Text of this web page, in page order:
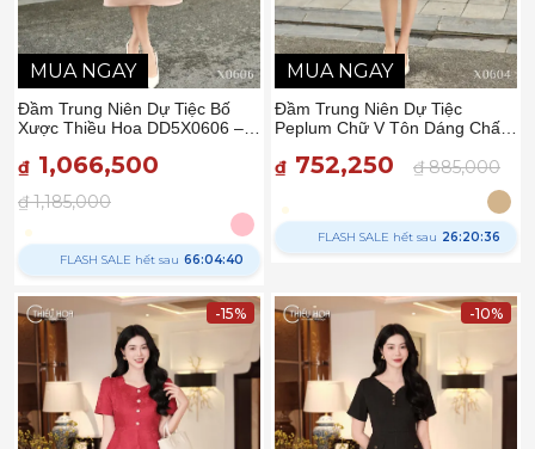
MUA NGAY
Đầm Trung Niên Dự Tiệc Bố
Xược Thiều Hoa DD5X0606 –
₫ 1,066,500
₫ 1,185,000
FLASH SALE hết sau 66:04:39
MUA NGAY
Đầm Trung Niên Dự Tiệc
Peplum Chữ V Tôn Dáng Chất
– Thiều Hoa
₫ 752,250 ₫ 885,000
FLASH SALE hết sau 26:20:35
-15% -10%